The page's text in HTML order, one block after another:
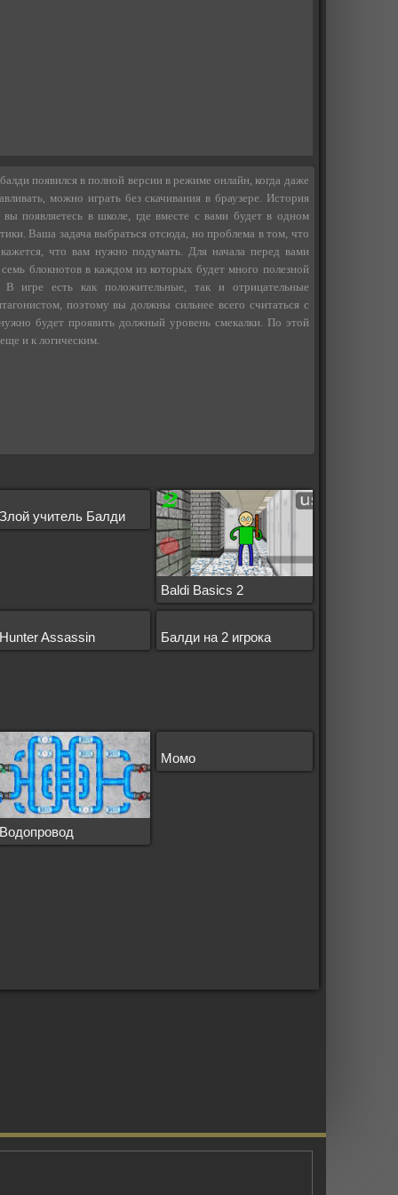
появился в полной версии в режиме онлайн, когда даже
можно играть без скачивания в браузере. История
вы появляетесь в школе, где вместе с вами будет в одном
Ваша задача выбраться отсюда, но проблема в том, что
что вам нужно подумать. Для начала перед вами
семь блокнотов в каждом из которых будет много полезной
игре есть как положительные, так и отрицательные
поэтому вы должны сильнее всего считаться с
будет проявить должный уровень смекалки. По этой
и к логическим.
Злой учитель Балди
Baldi Basics 2
Hunter Assassin Балди на 2 игрока
Водопровод
Момо